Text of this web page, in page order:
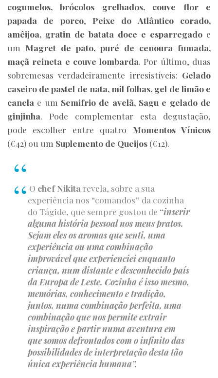
cogumelos, brócolos grelhados, couve flor
e
papada de porco, Peixe do Atlântico corado,
amêijoa, gratin de batata doce e esparregado e
um Magret de pato, puré de cenoura fumada,
maçã reineta e couve lombarda. Por último, duas
sobremesas verdadeiramente irresistíveis: Gelado
caseiro de pastel de nata, mil folhas, gel de limão e
canela e um Semifrio de avelã, Sagu e gelado de
ginjinha. Pode complementar esta degustação,
pode escolher entre quatro Momentos Vínicos
(€42) ou um Suplemento de Queijos (€12).
O chef Nikita revela, sobre a sua
experiência nos “comandos” da cozinha
do Tágide, que sempre gostou de “inserir
alguma história pessoal nos meus pratos.
Sejam eles os aromas que senti, uma
experiência ou uma combinação
improvável que experienciei enquanto
criança, num distante e desconhecido país
da Europa de Leste. Cozinha é isso mesmo,
memórias, conhecimento e tradição,
juntos, numa combinação perfeita, uma
combinação que nos permite extrair
inspiração e partir numa aventura em
que somos defrontados com o infinito das
possibilidades de interpretação desta tão
única experiência humana”.